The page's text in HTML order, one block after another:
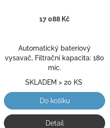
17 088 Kč
Automatický bateriový
vysavač, Filtrační kapacita: 180
mic.
SKLADEM > 20 KS
Do košíku
Detail